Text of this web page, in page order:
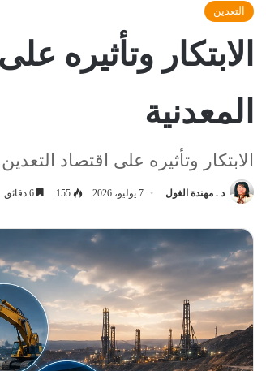
التعدين
المعدنية
الابتكار وتأثيره على اقتصاد
د . مهندة الغول 7 يوليو، 2026 155